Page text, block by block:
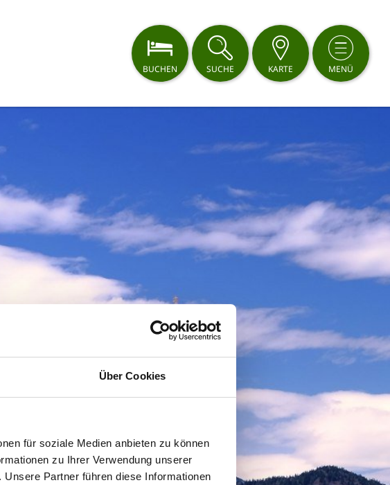
Über Cookies
für soziale Medien anbieten zu können
zu Ihrer Verwendung unserer
Partner führen diese Informationen
BUCHEN SUCHE KARTE MENÜ